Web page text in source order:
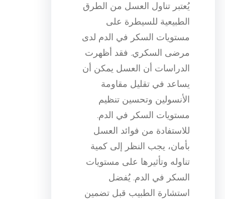
يُعتبر تناول العسل من الطرق
الطبيعية للسيطرة على
مستويات السكر في الدم لدى
مرضى السكري. فقد أظهرت
الدراسات أن العسل يمكن أن
يساعد في تقليل مقاومة
الأنسولين وتحسين تنظيم
مستويات السكر في الدم.
للاستفادة من فوائد العسل
بأمان، يجب النظر إلى كمية
تناوله وتأثيرها على مستويات
السكر في الدم. يُفضل
استشارة الطبيب قبل تضمين